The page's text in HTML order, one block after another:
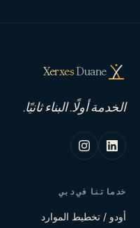
XerxesDuane
الخدمة أولًا. البناء ثانيًا.
خدماتنا في دبي
أودو / تخطيط الموارد